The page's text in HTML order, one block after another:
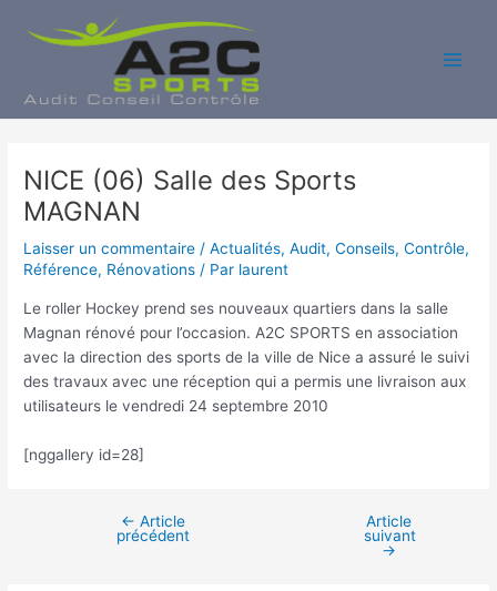
NICE (06) Salle des Sports
MAGNAN
Laisser un commentaire /Actualités,Audit,Conseils,Contrôle,
Référence, Rénovations / Par laurent
Le roller Hockey prend ses nouveaux quartiers dans la salle
Magnan rénové pour l’occasion. A2C SPORTS en association
avec la direction des sports de la ville de Nice a assuré le suivi
des travaux avec une réception qui a permis une livraison aux
utilisateurs le vendredi 24 septembre 2010
[nggallery id=28]
Navigation
← Article
précédent
Article
suivant
→